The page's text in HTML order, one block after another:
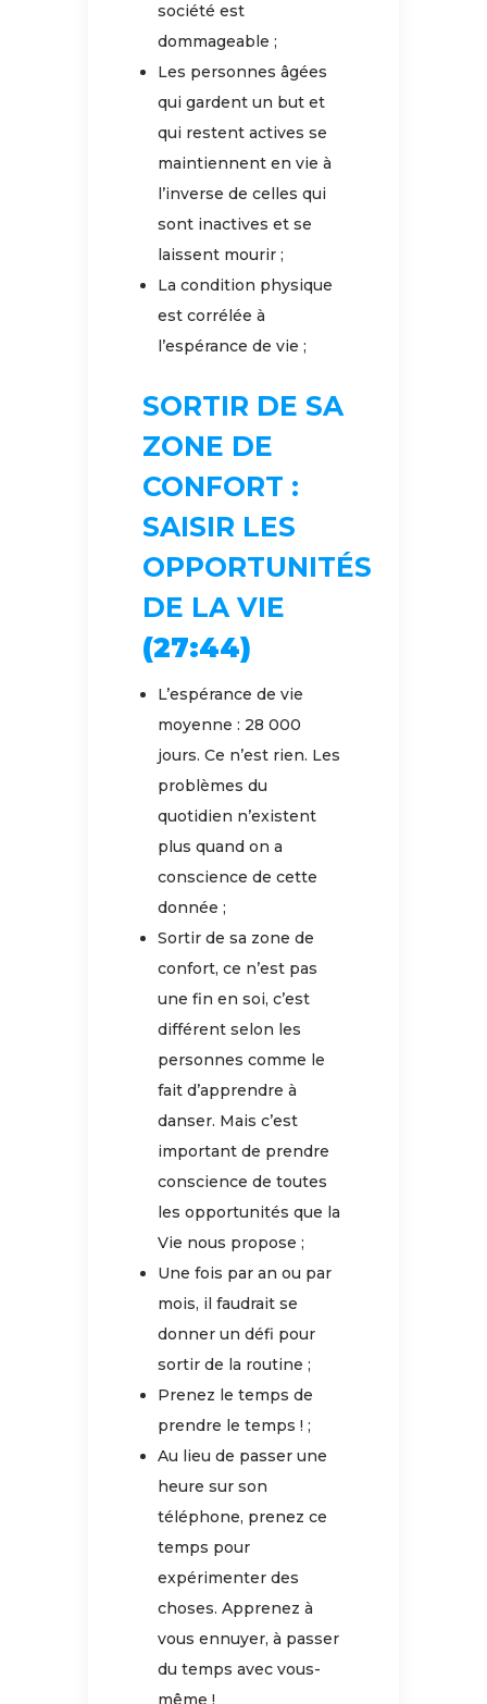
société est
dommageable ;
Les personnes âgées
qui gardent un but et
qui restent actives se
maintiennent en vie à
l’inverse de celles qui
sont inactives et se
laissent mourir ;
La condition physique
est corrélée à
l’espérance de vie ;
SORTIR DE SA
ZONE DE
CONFORT :
SAISIR LES
OPPORTUNITÉS
DE LA VIE
(27:44)
L’espérance de vie
moyenne : 28 000
jours. Ce n’est rien. Les
problèmes du
quotidien n’existent
plus quand on a
conscience de cette
donnée ;
Sortir de sa zone de
confort, ce n’est pas
une fin en soi, c’est
différent selon les
personnes comme le
fait d’apprendre à
danser. Mais c’est
important de prendre
conscience de toutes
les opportunités que la
Vie nous propose ;
Une fois par an ou par
mois, il faudrait se
donner un défi pour
sortir de la routine ;
Prenez le temps de
prendre le temps ! ;
Au lieu de passer une
heure sur son
téléphone, prenez ce
temps pour
expérimenter des
choses. Apprenez à
vous ennuyer, à passer
du temps avec vous-
même !